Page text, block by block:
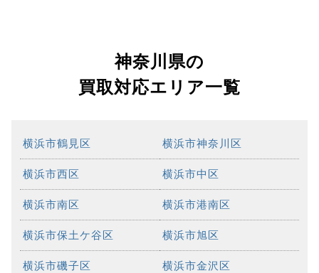
神奈川県の
買取対応エリア一覧
横浜市鶴見区 横浜市神奈川区
横浜市西区 横浜市中区
横浜市南区 横浜市港南区
横浜市保土ケ谷区 横浜市旭区
横浜市磯子区 横浜市金沢区